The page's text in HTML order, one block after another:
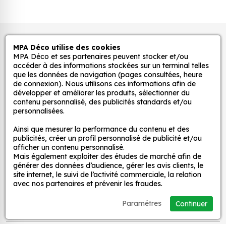
les murs, les meubles ou les jouets.
Pour la cuisine : nos stickers peuvent être
utilisés pour ajouter une touche d'originalité à
la cuisine. Ils peuvent être utilisés pour décorer
les murs, les appareils électroménagers ou les
accessoires de cuisine.
Pour la salle de bain : nos stickers peuvent être
relaxante dans la salle de bain. Ils peuvent
être utilisés pour décorer les murs, les miroirs ou
les accessoires de salle de bain.
Pour le salon : nos stickers peuvent être utilisés
pour créer une ambiance chaleureuse et
accueillante dans le salon. Ils peuvent être
utilisés pour décorer les murs, les meubles ou
les accessoires de salon.
Autocollants pour véhicules et stickers
décoratifs
MPA Déco
Nos sites
Mon Compte
MPA Déco utilise des cookies
MPA Déco et ses partenaires peuvent stocker et/ou
accéder à des informations stockées sur un terminal telles
que les données de navigation (pages consultées, heure
de connexion). Nous utilisons ces informations afin de
développer et améliorer les produits, sélectionner du
contenu personnalisé, des publicités standards et/ou
personnalisées.
Ainsi que mesurer la performance du contenu et des
publicités, créer un profil personnalisé de publicité et/ou
afficher un contenu personnalisé.
Mais également exploiter des études de marché afin de
générer des données d’audience, gérer les avis clients, le
site internet, le suivi de l’activité commerciale, la relation
avec nos partenaires et prévenir les fraudes.
Continuer
Paramétres